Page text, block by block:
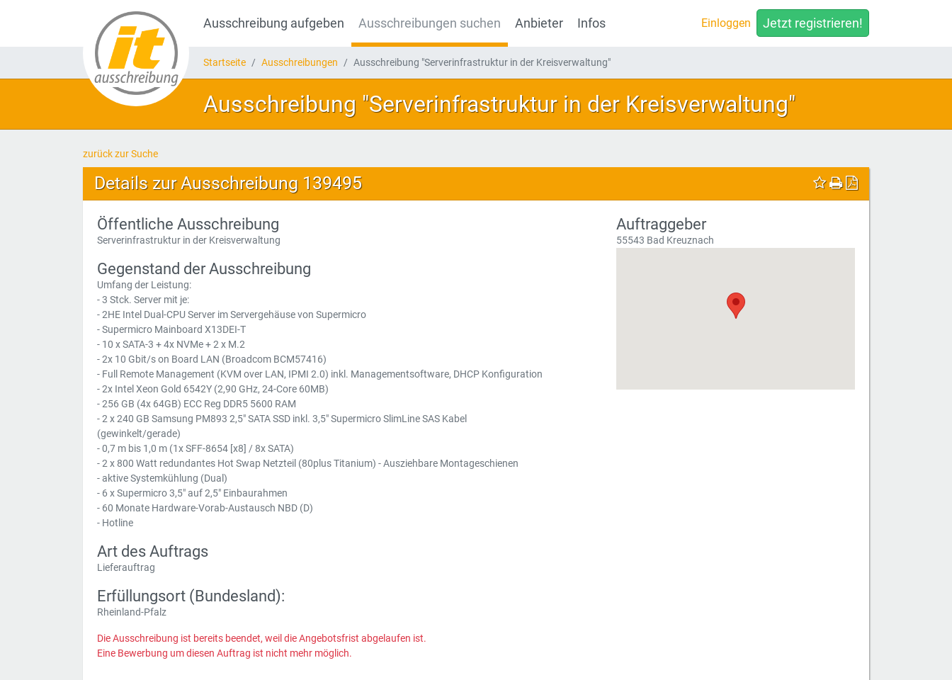
Ausschreibung aufgeben Ausschreibungen suchen Anbieter Infos Einloggen Jetzt registrieren!
Startseite Ausschreibungen Ausschreibung "Serverinfrastruktur in der Kreisverwaltung"
Ausschreibung "Serverinfrastruktur in der Kreisverwaltung"
zurück zur Suche
Details zur Ausschreibung 139495
Öffentliche Ausschreibung
Serverinfrastruktur in der Kreisverwaltung
Gegenstand der Ausschreibung
Umfang der Leistung:
- 3 Stck. Server mit je:
- 2HE Intel Dual-CPU Server im Servergehäuse von Supermicro
- Supermicro Mainboard X13DEI-T
- 10 x SATA-3 + 4x NVMe + 2 x M.2
- 2x 10 Gbit/s on Board LAN (Broadcom BCM57416)
- Full Remote Management (KVM over LAN, IPMI 2.0) inkl. Managementsoftware, DHCP Konfiguration
- 2x Intel Xeon Gold 6542Y (2,90 GHz, 24-Core 60MB)
- 256 GB (4x 64GB) ECC Reg DDR5 5600 RAM
- 2 x 240 GB Samsung PM893 2,5" SATA SSD inkl. 3,5" Supermicro SlimLine SAS Kabel
(gewinkelt/gerade)
- 0,7 m bis 1,0 m (1x SFF-8654 [x8] / 8x SATA)
- 2 x 800 Watt redundantes Hot Swap Netzteil (80plus Titanium) - Ausziehbare Montageschienen
- aktive Systemkühlung (Dual)
- 6 x Supermicro 3,5" auf 2,5" Einbaurahmen
- 60 Monate Hardware-Vorab-Austausch NBD (D)
- Hotline
Art des Auftrags
Lieferauftrag
Erfüllungsort (Bundesland):
Rheinland-Pfalz
Die Ausschreibung ist bereits beendet, weil die Angebotsfrist abgelaufen ist.
Eine Bewerbung um diesen Auftrag ist nicht mehr möglich.
Auftraggeber
55543 Bad Kreuznach